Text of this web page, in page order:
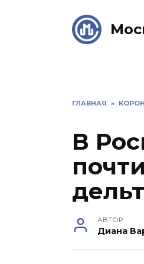
ГЛАВНАЯ »
В
АВТОР
Диана